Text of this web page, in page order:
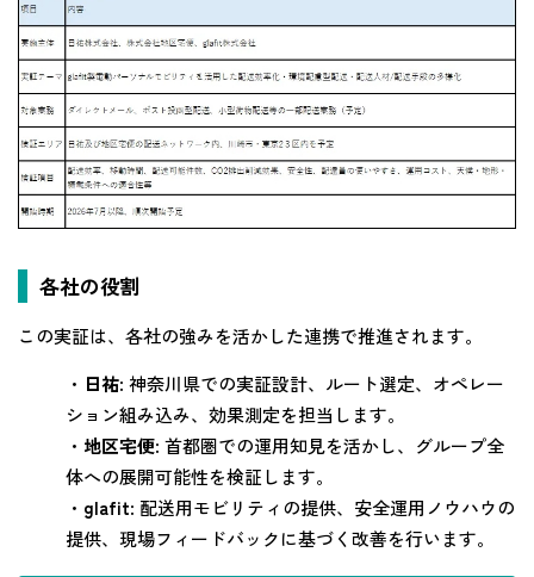
各社の役割
この実証は、各社の強みを活かした連携で推進されます。
・ 日祐: 神奈川県での実証設計、ルート選定、オペレー
ション組み込み、効果測定を担当します。
・ 地区宅便: 首都圏での運用知見を活かし、グループ全
体への展開可能性を検証します。
・ glafit: 配送用モビリティの提供、安全運用ノウハウの
提供、現場フィードバックに基づく改善を行います。